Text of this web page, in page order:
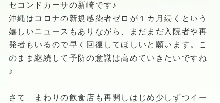
セコンドカーサの新崎です♪
沖縄はコロナの新規感染者ゼロが１カ月続くという
嬉しいニュースもありながら、まだまだ入院者や再
発者もいるので早く回復してほしいと願います。こ
のまま継続して予防の意識は高めていきたいですね
♪
さて、まわりの飲食店も再開しはじめ少しずつイー